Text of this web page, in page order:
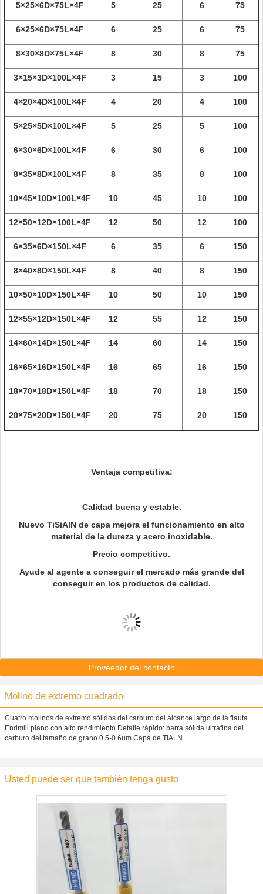
5×25×6D×75L×4F 5 25 6 75
6×25×6D×75L×4F 6 25 6 75
8×30×8D×75L×4F 8 30 8 75
3×15×3D×100L×4F 3 15 3 100
4×20×4D×100L×4F 4 20 4 100
5×25×5D×100L×4F 5 25 5 100
6×30×6D×100L×4F 6 30 6 100
8×35×8D×100L×4F 8 35 8 100
10×45×10D×100L×4F 10 45 10 100
12×50×12D×100L×4F 12 50 12 100
6×35×6D×150L×4F 6 35 6 150
8×40×8D×150L×4F 8 40 8 150
10×50×10D×150L×4F 10 50 10 150
12×55×12D×150L×4F 12 55 12 150
14×60×14D×150L×4F 14 60 14 150
16×65×16D×150L×4F 16 65 16 150
18×70×18D×150L×4F 18 70 18 150
20×75×20D×150L×4F 20 75 20 150
Ventaja competitiva:
Calidad buena y estable.
Nuevo TiSiAlN de capa mejora el funcionamiento en alto
material de la dureza y acero inoxidable.
Precio competitivo.
Ayude al agente a conseguir el mercado más grande del
conseguir en los productos de calidad.
Proveedor del contacto
Molino de extremo cuadrado
Cuatro molinos de extremo sólidos del carburo del alcance largo de la flauta
Endmill plano con alto rendimiento Detalle rápido: barra sólida ultrafina del
carburo del tamaño de grano 0.5-0.6um Capa de TIALN ...
Usted puede ser que también tenga gusto